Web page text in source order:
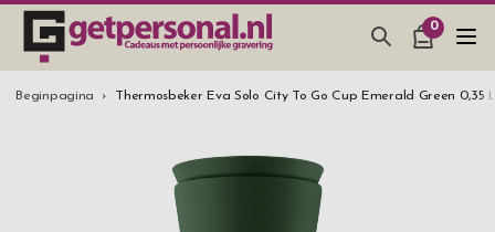
0
CADEAUS & GADGETS
SIERADEN & ACCESSOIRES
CADEAUS IDEEËN
Beginpagina Thermosbeker Eva Solo City To Go Cup Emerald Green 0,35